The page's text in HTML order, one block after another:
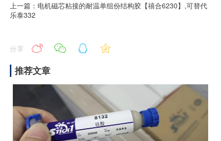
上一篇：电机磁芯粘接的耐温单组份结构胶【禧合6230】,可替代
乐泰332
分享
推荐文章